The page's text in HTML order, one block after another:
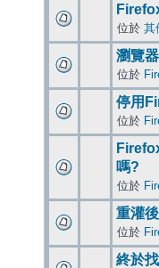
位於 其
瀏覽
位於
停用
位於
嗎?
位於
重灌
位於
終於